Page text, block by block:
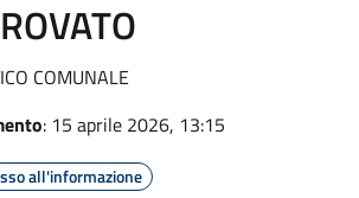
COMUNALE
: 15 aprile 2026, 13:15
all'informazione